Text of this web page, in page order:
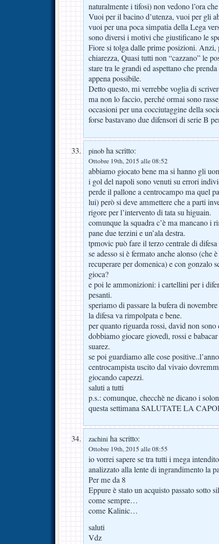
naturalmente i tifosi) non vedono l’ora
Vuoi per il bacino d’utenza, vuoi per gli
vuoi per una poca simpatia della Lega
sono diversi i motivi che giustificano le
Fiore si tolga dalle prime posizioni. Anzi,
chiarezza, Quasi tutti non “cazzano” le
stare tra le grandi ed aspettano che
appena possibile.
Detto questo, mi verrebbe voglia di
ma non lo faccio, perché ormai sono
occasioni per una cocciutaggine della
forse bastavano due difensori di serie B
pinob ha scritto:
Ottobre 19th, 2015 alle 08:52
abbiamo giocato bene ma si hanno gli
i gol del napoli sono venuti su errori
perde il pallone a centrocampo ma quel
lui) però si deve ammettere che a parti
rigore per l’intervento di tata su higuain.
comunque la squadra c’è ma mancano i
pane due terzini e un’ala destra.
tpmovic può fare il terzo centrale di
se adesso si è fermato anche alonso (che
recuperare per domenica) e con gonzalo
gioca?
e poi le ammonizioni: i cartellini per i
pesanti.
speriamo di passare la bufera di
la difesa va rimpolpata e bene.
per quanto riguarda rossi, david non sono
dobbiamo giocare giovedì, rossi e
suarez.
se poi guardiamo alle cose
centrocampista uscito dal vivaio
giocando capezzi.
saluti a tutti
p.s.: comunque, checchè ne dicano i
questa settimana SALUTATE LA
zachini ha scritto:
Ottobre 19th, 2015 alle 08:55
io vorrei sapere se tra tutti i mega
analizzato alla lente di ingrandimento la
Per me da 8
Eppure è stato un acquisto passato sotto
come sempre…
come Kalinic…
saluti
Vdz